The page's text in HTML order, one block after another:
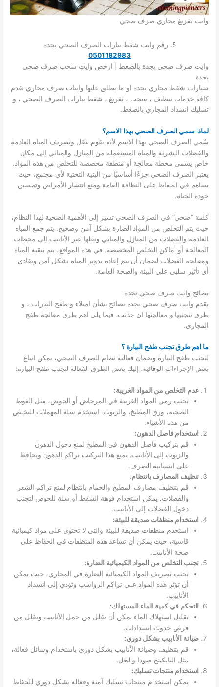
وايت تفريغ مجاري صرف صحي
5. رقم وايت شفط بيارات الصرف الصحي بجدة
0501182983
وايت صرف صحي بجدة بالضغط | ارخص وايت سحب صرف صحي
بجدة
سيارات شفط مجاري بجدة او ما يطلق عليها وايتات صرف مجاري تقدم
كافة خدمات تنظيف ، سحب ، تفريغ ، شفط بيارات الصرف الصحي ، و
تسليك انسداد المجاري بالضغط.
لماذا سمي الصرف الصحي بهذا الاسم؟
سُمي الصرف الصحي بهذا الاسم لأنه يقوم بنقل وتصريف المياه العادمة
والفضلات البشرية والمياه المستعملة من المنازل والمباني إلى مكان
خاص يسمى محطة معالجة أو منطقة مخصصة للتخلص من هذه المواد.
يعتبر الصرف الصحي جزءًا أساسيًا من البنية التحتية لأي مجتمع، حيث
يساهم في الحفاظ على النظافة العامة ومنع انتشار الأمراض وتحسين
جودة الحياة.
كلمة “صحي” في الصرف الصحي تشير إلى الأهمية الصحية لهذا النظام،
حيث يتم التخلص من المواد الضارة بشكل آمن وصحيح. يتم جمع المياه
العادمة والفضلات من المنازل والمباني ونقلها عبر الأنابيب إلى محطات
المعالجة أو أماكن التخلص المخصصة. في هذه المواقع، يتم تنقية المياه
ومعالجة الفضلات لضمان أن يتم إعادة تدوير المياه بشكل آمن وتفادي
أي تأثير سلبي على البيئة والصحة العامة.
نصائح وايت صرف صحي بجدة
يقدم وايب صرف صحي بجدة نصائح بشأن امتلاء و طفح البيارات ، و
طرق تنجنبها و معالجتها ان حدثت. فيما يلي اهم طرق معالجة طفح
المجاري.
ما اهم طرق تجنب طفح البيارة ؟
لتجنب طفح البيارة وضمان فعالية نظام الصرف الصحي، يمكن اتباع
بعض الإجراءات الوقائية. إليك بعض الطرق الفعالة لتجنب طفح البيارة:
عدم التخلص من المواد الغريبة:
تجنب رمي المواد الغريبة في المرحاض أو الحوض، مثل الفوط
الصحية، ورق المطبخ، والزيوت. استخدم سلة المهملات للتخلص
من هذه الأشياء.
استخدام فاصل الدهون:
قم بتركيب فاصل الدهون في المطبخ لمنع دخول الدهون
والزيوت إلى الأنابيب. يمنع هذا التركيب تراكم الدهون ويحافظ
على انسيابية الصرف.
تنظيف المصارف بانتظام:
قم بتنظيف مصارف المطبخ والحمام بانتظام لمنع تراكم الشعر
والفضلات. يمكن استخدام فوهة الشفط أو سلة للحوض لتجنب
دخول الفضلات إلى الأنابيب.
استخدام منظفات صديقة للبيئة:
استخدم منظفات صديقة للبيئة والتي لا تحتوي على مواد كيميائية
قاسية، حيث يمكن أن تساعد هذه المنظفات في الحفاظ على
صحة الأنابيب.
تجنب التخلص من المواد الكيميائية الضارة:
تجنب تصريف المواد الكيميائية الضارة في المجاري، حيث يمكن
أن تؤثر هذه المواد على تراكم الرواسب وتؤدي إلى انسداد
الأنابيب.
التحكم في كمية الماء المستهلك:
تقليل استهلاك الماء يمكن أن يقلل من حمل الأنابيب ويقلل من
فرص حدوث انسدادات.
صيانة الأنابيب بشكل دوري:
قم بتنظيف وصيانة الأنابيب بشكل دوري باستخدام وسائل فعالة،
مثل البايكينج صودا والخل.
استخدام منتجات تسليك:
يمكن استخدام منتجات تسليك آمنة وفعالة بشكل دوري للحفاظ